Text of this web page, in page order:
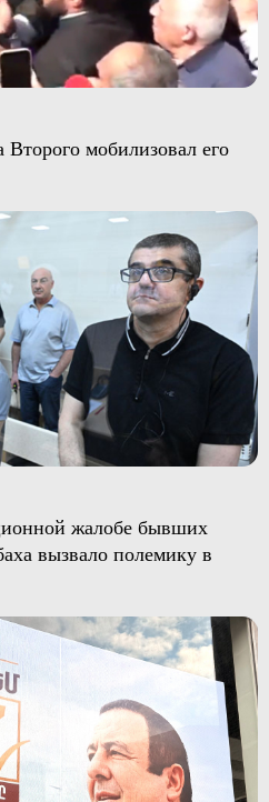
мобилизовал его
жалобе бывших
вызвало полемику в